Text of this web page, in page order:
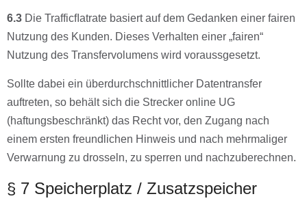
6.3 Die Trafficﬂatrate basiert auf dem Gedanken einer fairen
Nutzung des Kunden. Dieses Verhalten einer „fairen“
Nutzung des Transfervolumens wird voraussgesetzt.
Sollte dabei ein überdurchschnittlicher Datentransfer
auftreten, so behält sich die Strecker online UG
(haftungsbeschränkt) das Recht vor, den Zugang nach
einem ersten freundlichen Hinweis und nach mehrmaliger
Verwarnung zu drosseln, zu sperren und nachzuberechnen.
§ 7 Speicherplatz / Zusatzspeicher